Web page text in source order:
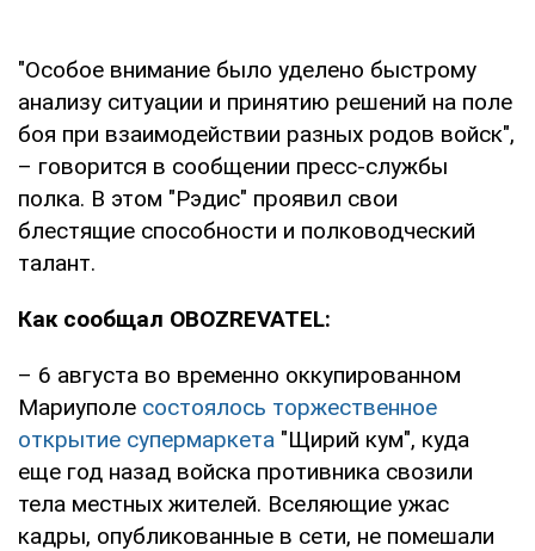
"Особое внимание было уделено быстрому
анализу ситуации и принятию решений на поле
боя при взаимодействии разных родов войск",
– говорится в сообщении пресс-службы
полка. В этом "Рэдис" проявил свои
блестящие способности и полководческий
талант.
Как сообщал OBOZREVATEL:
– 6 августа во временно оккупированном
Мариуполе состоялось торжественное
открытие супермаркета "Щирий кум", куда
еще год назад войска противника свозили
тела местных жителей. Вселяющие ужас
кадры, опубликованные в сети, не помешали